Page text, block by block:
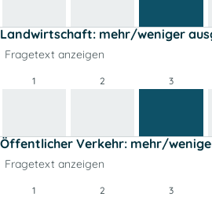
Landwirtschaft: mehr/weniger
Fragetext anzeigen
1 2 3
Öffentlicher Verkehr: mehr/
Fragetext anzeigen
1 2 3